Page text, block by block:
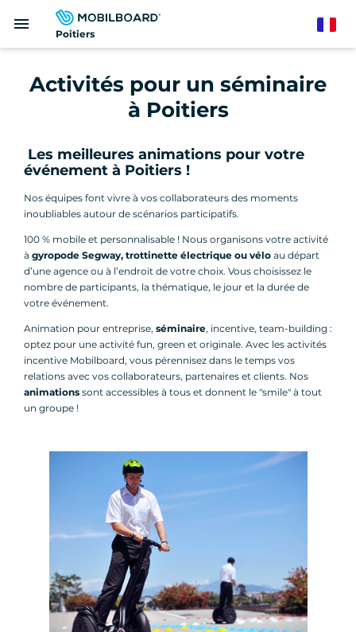
Poitiers
menu
Activités pour un séminaire
à Poitiers
Les meilleures animations pour votre
événement à Poitiers !
Nos équipes font vivre à vos collaborateurs des moments
inoubliables autour de scénarios participatifs.
100 % mobile et personnalisable ! Nous organisons votre activité
à gyropode Segway, trottinette électrique ou vélo au départ
d’une agence ou à l’endroit de votre choix. Vous choisissez le
nombre de participants, la thématique, le jour et la durée de
votre événement.
Animation pour entreprise, séminaire, incentive, team-building :
optez pour une activité fun, green et originale. Avec les activités
incentive Mobilboard, vous pérennisez dans le temps vos
relations avec vos collaborateurs, partenaires et clients. Nos
animations sont accessibles à tous et donnent le "smile" à tout
un groupe !